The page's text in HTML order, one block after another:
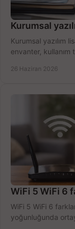
Kurumsal
Kurumsal yazılım
envanter,
26 Haziran 2026
WiFi 5 WiFi 6
WiFi 5 WiFi 6
yoğunluğunda